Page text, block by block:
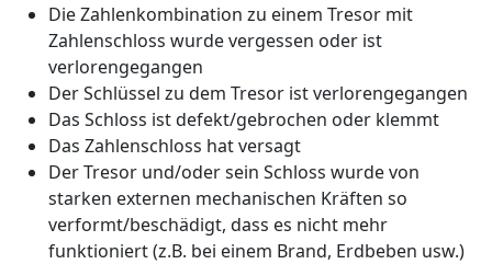
Die Zahlenkombination zu einem Tresor mit
Zahlenschloss wurde vergessen oder ist
verlorengegangen
Der Schlüssel zu dem Tresor ist verlorengegangen
Das Schloss ist defekt/gebrochen oder klemmt
Das Zahlenschloss hat versagt
Der Tresor und/oder sein Schloss wurde von
starken externen mechanischen Kräften so
verformt/beschädigt, dass es nicht mehr
funktioniert (z.B. bei einem Brand, Erdbeben usw.)